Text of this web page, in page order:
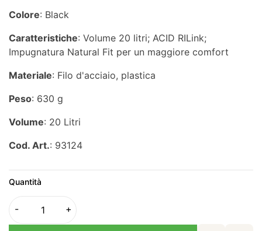
Colore: Black
Caratteristiche: Volume 20 litri; ACID RILink;
Impugnatura Natural Fit per un maggiore comfort
Materiale: Filo d'acciaio, plastica
Peso: 630 g
Volume: 20 Litri
Cod. Art.: 93124
Quantità